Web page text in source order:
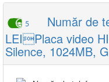
5
Număr de
LEIPlaca video
Silence, 1024MB,